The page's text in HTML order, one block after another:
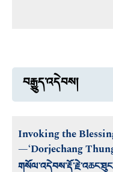
བརྒྱུད་འདེབས།
Invoking the
—‘Dorjechang